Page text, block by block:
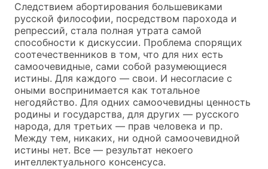
Следствием абортирования большевиками
русской философии, посредством парохода и
репрессий, стала полная утрата самой
способности к дискуссии. Проблема спорящих
соотечественников в том, что для них есть
самоочевидные, сами собой разумеющиеся
истины. Для каждого — свои. И несогласие с
оными воспринимается как тотальное
негодяйство. Для одних самоочевидны ценность
родины и государства, для других — русского
народа, для третьих — прав человека и пр.
Между тем, никаких, ни одной самоочевидной
истины нет. Все — результат некоего
интеллектуального консенсуса.